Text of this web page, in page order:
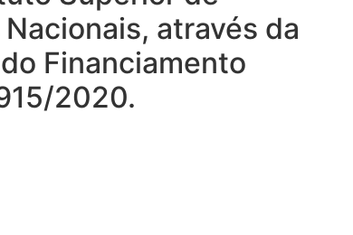
através da
Financiamento
2020.